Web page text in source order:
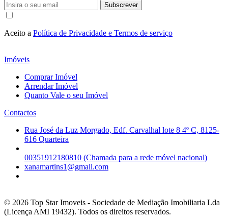
Subscrever
Aceito a Política de Privacidade e Termos de serviço
Imóveis
Comprar Imóvel
Arrendar Imóvel
Quanto Vale o seu Imóvel
Contactos
Rua José da Luz Morgado, Edf. Carvalhal lote 8 4º C, 8125-
616 Quarteira
00351912180810 (Chamada para a rede móvel nacional)
xanamartins1@gmail.com
© 2026 Top Star Imoveis - Sociedade de Mediação Imobiliaria Lda
(Licença AMI 19432). Todos os direitos reservados.